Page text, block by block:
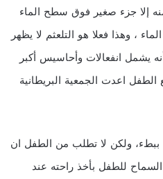
منه إلا جزء صغير فوق سطح الماء
، وهذا فعلا هو التلعثم لا يظهر
يشمل انفعالات وأحاسيس أكبر
اعدت الجمعية البريطانية
ولكن لا تطلب من الطفل ان
للطفل بأخذ راحته عند